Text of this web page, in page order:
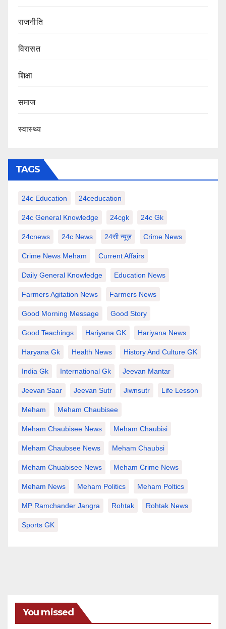
राजनीति
‍‍विरासत
शिक्षा
समाज
स्वास्थ्य
TAGS
24c Education 24ceducation
24c General Knowledge 24cgk 24c Gk
24cnews 24c News 24सी न्यूज़ Crime News
Crime News Meham Current Affairs
Daily General Knowledge Education News
Farmers Agitation News Farmers News
Good Morning Message Good Story
Good Teachings Hariyana GK Hariyana News
Haryana Gk Health News History And Culture GK
India Gk International Gk Jeevan Mantar
Jeevan Saar Jeevan Sutr Jiwnsutr Life Lesson
Meham Meham Chaubisee
Meham Chaubisee News Meham Chaubisi
Meham Chaubsee News Meham Chaubsi
Meham Chuabisee News Meham Crime News
Meham News Meham Politics Meham Poltics
MP Ramchander Jangra Rohtak Rohtak News
Sports GK
You missed